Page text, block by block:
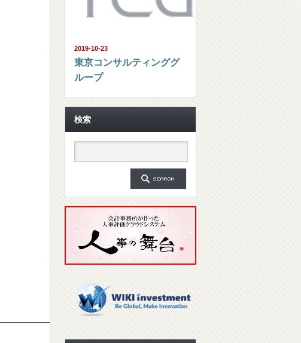
2019-10-23
東京コンサルティンググ
ループ
検索